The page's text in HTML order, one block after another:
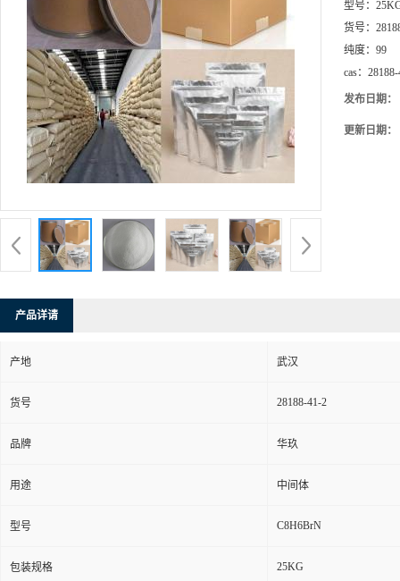
型号：
货号：
纯度： 99
cas：
发布日期：
更新日期：
产品详请
产地 武汉
货号 28188-41-2
品牌 华玖
用途 中间体
型号 C8H6BrN
包装规格 25KG